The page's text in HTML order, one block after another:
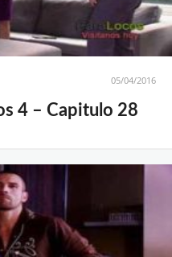
05/04/2016
4 – Capitulo 28